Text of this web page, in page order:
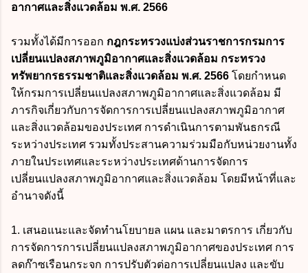
อากาศและสิ่งแวดล้อม พ.ศ. 2566
รวมทั้งได้มีการออก กฎกระทรวงแบ่งส่วนราชการกรมการ
เปลี่ยนแปลงสภาพภูมิอากาศและสิ่งแวดล้อม กระทรวง
ทรัพยากรธรรมชาติและสิ่งแวดล้อม พ.ศ. 2566 โดยกำหนด
ให้กรมการเปลี่ยนแปลงสภาพภูมิอากาศและสิ่งแวดล้อม มี
ภารกิจเกี่ยวกับการจัดการการเปลี่ยนแปลงสภาพภูมิอากาศ
และสิ่งแวดล้อมของประเทศ การดำเนินการตามพันธกรณี
ระหว่างประเทศ รวมทั้งประสานความร่วมมือกับหน่วยงานทั้ง
ภายในประเทศและระหว่างประเทศด้านการจัดการ
เปลี่ยนแปลงสภาพภูมิอากาศและสิ่งแวดล้อม โดยมีหน้าที่และ
อำนาจดังนี้
1. เสนอแนะและจัดทำนโยบายล แผน และมาตรการ เกี่ยวกับ
การจัดการการเปลี่ยนแปลงสภาพภูมิอากาศของประเทศ การ
ลดก๊าซเรือนกระจก การปรับตัวต่อการเปลี่ยนแปลง และขับ